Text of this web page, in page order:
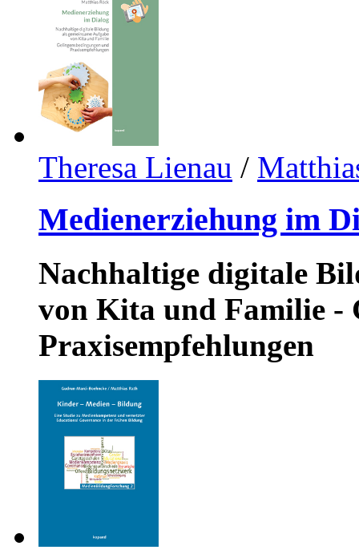
Theresa Lienau /
Medienerziehung im
Nachhaltige digitale
von Kita und Familie -
Praxisempfehlungen